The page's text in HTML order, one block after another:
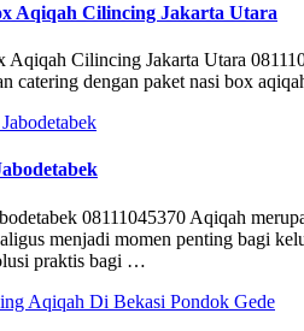
Aqiqah Cilincing Jakarta Utara
Aqiqah Cilincing Jakarta Utara
catering dengan paket nasi box
08111045370 Aqiqah
menjadi momen penting bagi
praktis bagi …